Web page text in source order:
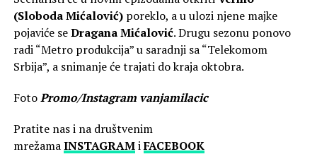
(Sloboda Mićalović)poreklo, a u ulozi njene majke
pojaviće seDragana Mićalović. Drugu sezonu ponovo
radi “Metro produkcija” u saradnji sa “Telekomom
Srbija”, a snimanje će trajati do kraja oktobra.
FotoPromo/Instagram vanjamilacic
Pratite nas i na društvenim
mrežamaINSTAGRAMiFACEBOOK